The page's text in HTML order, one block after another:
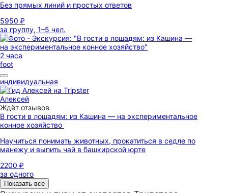
Без прямых линий и простых ответов
5950 ₽
за группу, 1–5 чел.
2 часа
foot
индивидуальная
Алексей
Ждёт отзывов
В гости в лошадям: из Кашина — на экспериментальное
конное хозяйство
Научиться понимать животных, прокатиться в седле по
манежу и выпить чай в башкирской юрте
2200 ₽
за одного
Показать все